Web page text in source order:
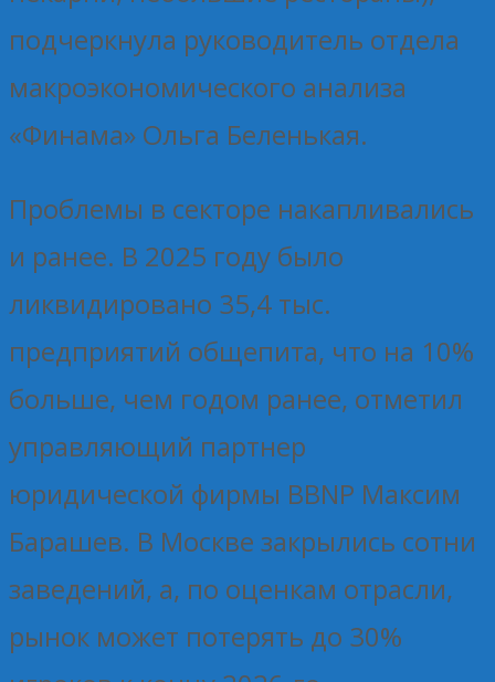
подчеркнула руководитель отдела
макроэкономического анализа
«Финама» Ольга Беленькая.
Проблемы в секторе накапливались
и ранее. В 2025 году было
ликвидировано 35,4 тыс.
предприятий общепита, что на 10%
больше, чем годом ранее, отметил
управляющий партнер
юридической фирмы BBNP Максим
Барашев. В Москве закрылись сотни
заведений, а, по оценкам отрасли,
рынок может потерять до 30%